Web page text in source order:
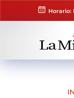
Horario: